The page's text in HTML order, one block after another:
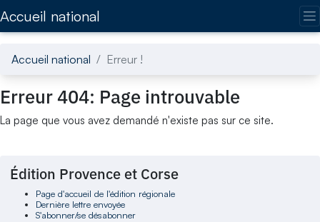
Accueil national
Accueil national Erreur !
Erreur 404: Page introuvable
La page que vous avez demandé n'existe pas sur ce site.
Édition Provence et Corse
Page d'accueil de l'édition régionale
Dernière lettre envoyée
S'abonner/se désabonner